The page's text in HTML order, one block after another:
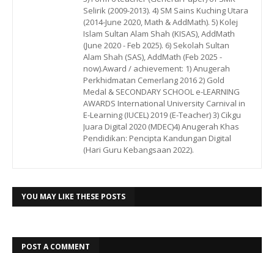
Selirik (2009-2013). 4) SM Sains Kuching Utara
(2014-June 2020, Math & AddMath). 5) Kolej
Islam Sultan Alam Shah (KISAS), AddMath
(June 2020 - Feb 2025). 6) Sekolah Sultan
Alam Shah (SAS), AddMath (Feb 2025 -
now).Award / achievement: 1) Anugerah
Perkhidmatan Cemerlang 2016 2) Gold
Medal & SECONDARY SCHOOL e-LEARNING
AWARDS International University Carnival in
E-Learning (IUCEL) 2019 (E-Teacher) 3) Cikgu
Juara Digital 2020 (MDEC)4) Anugerah Khas
Pendidikan: Pencipta Kandungan Digital
(Hari Guru Kebangsaan 2022).
YOU MAY LIKE THESE POSTS
POST A COMMENT